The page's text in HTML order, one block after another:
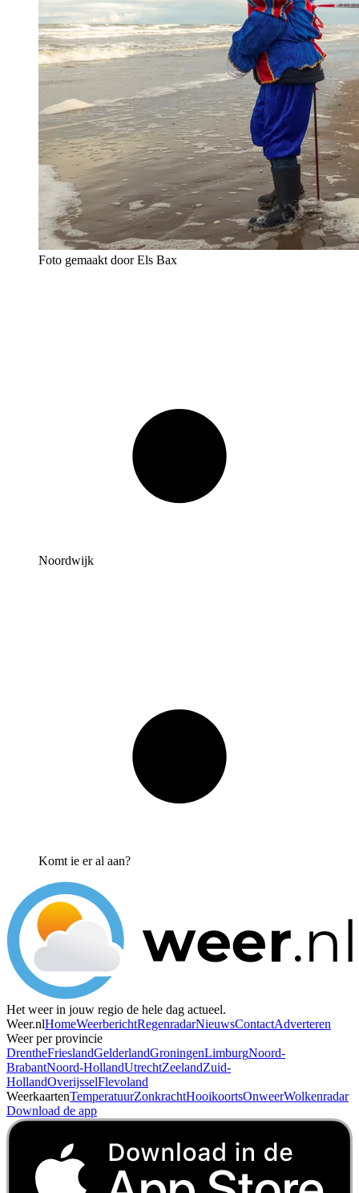
Foto gemaakt door Els Bax
Noordwijk
Komt ie er al aan?
Het weer in jouw regio de hele dag actueel.
Weer.nlHomeWeerberichtRegenradarNieuwsContactAdverteren
Weer per provincie
DrentheFrieslandGelderlandGroningenLimburgNoord-
BrabantNoord-HollandUtrechtZeelandZuid-
HollandOverijsselFlevoland
WeerkaartenTemperatuurZonkrachtHooikoortsOnweerWolkenradar
Download de app